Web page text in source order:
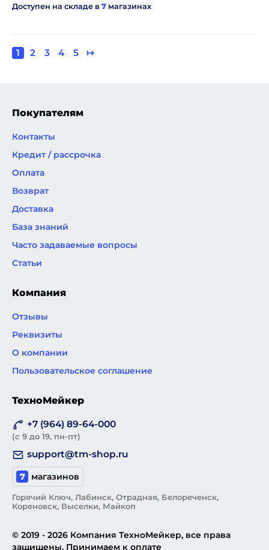
Доступен на складе в 7 магазинах
Нумерация
Текущая
1 Page
2 Page
3 Page
4 Page
5
Следующая
↦
Покупателям
Контакты
Кредит / рассрочка
Оплата
Возврат
Доставка
База знаний
Часто задаваемые вопросы
Статьи
Компания
Отзывы
Реквизиты
О компании
Пользовательское соглашение
ТехноМейкер
+7 (964) 89-64-000
(с 9 до 19, пн-пт)
support@tm-shop.ru
7 магазинов
Горячий Ключ, Лабинск, Отрадная, Белореченск,
Кореновск, Выселки, Майкоп
© 2019 - 2026 Компания ТехноМейкер, все права
защищены. Принимаем к оплате